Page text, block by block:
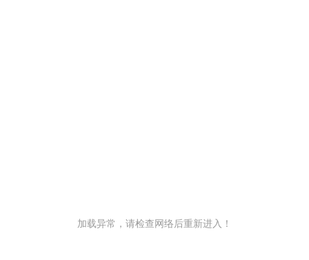
加载异常，请检查网络后重新进入！